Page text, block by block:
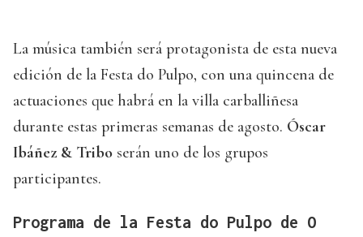
La música también será protagonista de esta nueva
edición de la Festa do Pulpo, con una quincena de
actuaciones que habrá en la villa carballiñesa
durante estas primeras semanas de agosto. Óscar
Ibáñez & Tribo serán uno de los grupos
participantes.
Programa de la Festa do Pulpo de O